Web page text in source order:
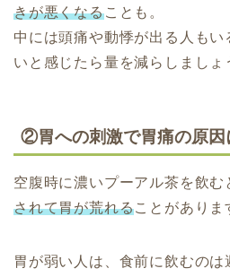
きが悪くなることも。
中には頭痛や動悸が出る人もい
いと感じたら量を減らしましょ
②胃への刺激で胃痛の原因
空腹時に濃いプーアル茶を飲む
されて胃が荒れることがありま
胃が弱い人は、食前に飲むのは